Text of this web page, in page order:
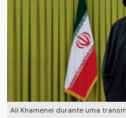
Ali Khamenei durante uma